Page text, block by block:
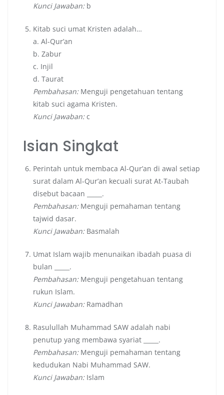
Kunci Jawaban:b
Kitab suci umat Kristen adalah…
a. Al-Qur’an
b. Zabur
c. Injil
d. Taurat
Pembahasan:Menguji pengetahuan tentang
kitab suci agama Kristen.
Kunci Jawaban:c
Isian Singkat
Perintah untuk membaca Al-Qur’an di awal setiap
surat dalam Al-Qur’an kecuali surat At-Taubah
disebut bacaan _____.
Pembahasan:Menguji pemahaman tentang
tajwid dasar.
Kunci Jawaban:Basmalah
Umat Islam wajib menunaikan ibadah puasa di
bulan _____.
Pembahasan:Menguji pengetahuan tentang
rukun Islam.
Kunci Jawaban:Ramadhan
Rasulullah Muhammad SAW adalah nabi
penutup yang membawa syariat _____.
Pembahasan:Menguji pemahaman tentang
kedudukan Nabi Muhammad SAW.
Kunci Jawaban:Islam